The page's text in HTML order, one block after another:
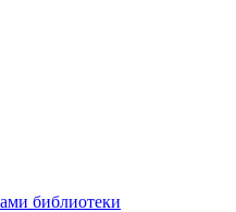
библиотеки